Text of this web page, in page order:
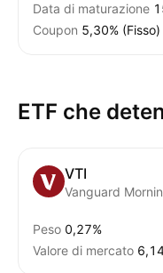
Data di maturazione
Coupon 5,30% (Fisso)
ETF che
VTI
Peso 0,27%
Valore di mercato